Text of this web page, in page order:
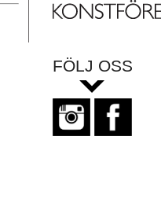
FÖLJ OSS